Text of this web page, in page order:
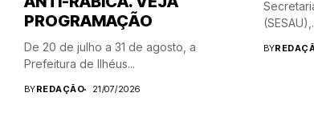
PROGRAMAÇÃO
De 20 de julho a 31 de agosto, a
Prefeitura de Ilhéus...
BYREDAÇÃO 21/07/2026
BY